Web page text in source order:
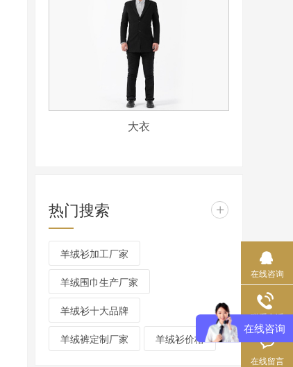
大衣
热门搜索 +
羊绒衫加工厂家
羊绒围巾生产厂家
羊绒衫十大品牌
羊绒裤定制厂家 羊绒衫价格
在线咨询
联系电话
在线留言
在线咨询